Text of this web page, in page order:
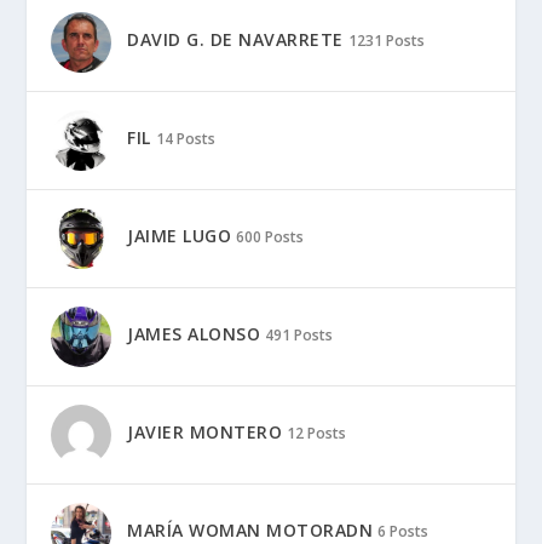
DAVID G. DE NAVARRETE 1231 Posts
FIL 14 Posts
JAIME LUGO 600 Posts
JAMES ALONSO 491 Posts
JAVIER MONTERO 12 Posts
MARÍA WOMAN MOTORADN 6 Posts